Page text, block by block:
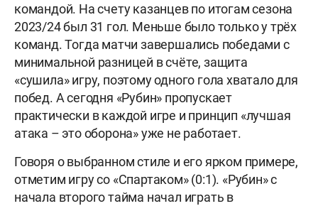
командой. На счету казанцев по итогам сезона
2023/24 был 31 гол. Меньше было только у трёх
команд. Тогда матчи завершались победами с
минимальной разницей в счёте, защита
«сушила» игру, поэтому одного гола хватало для
побед. А сегодня «Рубин» пропускает
практически в каждой игре и принцип «лучшая
атака – это оборона» уже не работает.
Говоря о выбранном стиле и его ярком примере,
отметим игру со «Спартаком» (0:1). «Рубин» с
начала второго тайма начал играть в